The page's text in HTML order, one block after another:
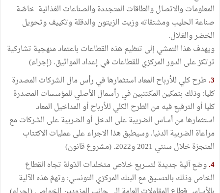
المعلومات والاتصال والطاقات المتجددة والصناعات الغذائية خاصّة
صناعة الحليب ومشتقاته وزيت الزيتون والدقلة وتكييف وتحويل
الخضر والغلال.
ويهدف هذا التمشي إلى تنظيم هذه القطاعات باعتماد منهجية تشاركية
ترتكز على الدور المركزي للقطاعات في إعداد المواثيق. (إجراء)
3. طرح كلي للأرباح المعاد استثمارها في رأس مال الشركات المصدرة
كليا: وذلك بتمكين المكتتبين في رأسمال الأصلي للمؤسسات المصدرة
كليا أو الترفيع فيه من الطرح الكلي للأرباح أو المداخيل المعاد
استثمارها من أساس الضريبة على الدخل أو الضريبة على الشركات مع
مراعاة الضريبة الدنيا. وسيطبق هذا الاجراء على عمليات الاكتتاب
المنجزة خلال سنتي 2021 و2022. (مشروع قانون)
4. وضع آلية جديدة لتسريع خلاص متخلدات الدّولة تجاه القطاع
الخاص وذلك بالتنسيق مع البنك المركزي التونسي: وتهمّ هذه الآلية